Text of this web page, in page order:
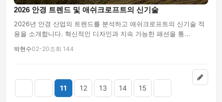
2026 안경 트렌드 및 애쉬크로프트의 신기술
2026년 안경 산업의 트렌드를 분석하고 애쉬크로프트의 신기술 적
용을 소개합니다. 혁신적인 디자인과 지속 가능한 패션을 통...
박현수02-20조회 144
11 12 13 14 15